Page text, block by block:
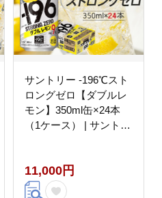
サントリー -196℃スト
ロングゼロ【ダブルレ
モン】350ml缶×24本
（1ケース） | サントリ
11,000円